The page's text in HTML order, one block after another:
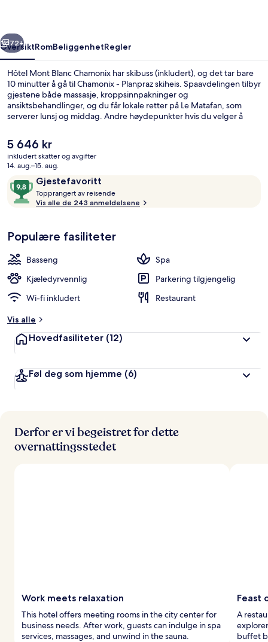
Neste
72+
OversiktRomBeliggenhetRegler
Hôtel Mont Blanc Chamonix har skibuss (inkludert), og det tar bare
10 minutter å gå til Chamonix - Planpraz skiheis. Spaavdelingen tilbyr
gjestene både massasje, kroppsinnpakninger og
ansiktsbehandlinger, og du får lokale retter på Le Matafan, som
serverer lunsj og middag. Andre høydepunkter hvis du velger å
bar/lounge og et døgnåpent treningssenter. Heiskort og
skioppbevaring står også på menyen her. Andre reisende skryter av
blant annet den vennlige betjeningen.
Den
nåværende
prisen
5 646 kr
5 646 kr
inkludert skatter og avgifter
14. aug.–15. aug.
AnmeldelserGjestefavoritt
9,8
av
10,
Topprangert av reisende
o
v
i
e
Vis alle de 243 anmeldelsene
Populære fasiliteter
Basseng
Spa
Kjæledyrvennlig
Parkering tilgjengelig
Wi-fi inkludert
Restaurant
Vis alle
Hovedfasiliteter (12)
Føl deg som hjemme (6)
Derfor er vi begeistret for dette
overnattingsstedet
Work meets relaxation
This hotel offers meeting rooms in the city center for
business needs. After work, guests can indulge in spa
services, massages, and unwind in the sauna.
Feast
A
buffet